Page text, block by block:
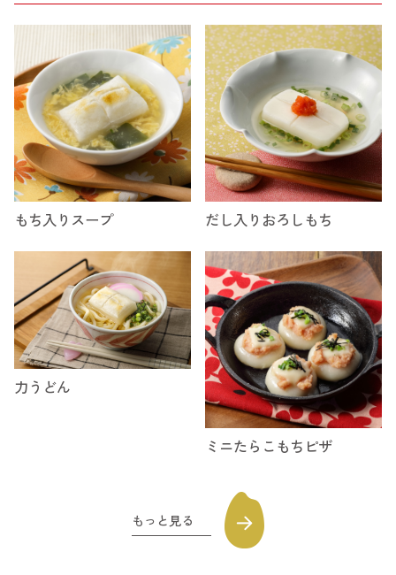
もち入りスープ だし入りおろしもち
力うどん
ミニたらこもちピザ
もっと見る